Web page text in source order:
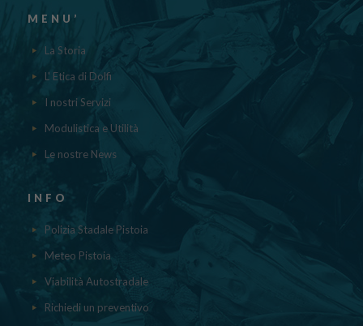
MENU’
La Storia
L' Etica di Dolfi
I nostri Servizi
Modulistica e Utilità
Le nostre News
INFO
Polizia Stadale Pistoia
Meteo Pistoia
Viabilità Autostradale
Richiedi un preventivo